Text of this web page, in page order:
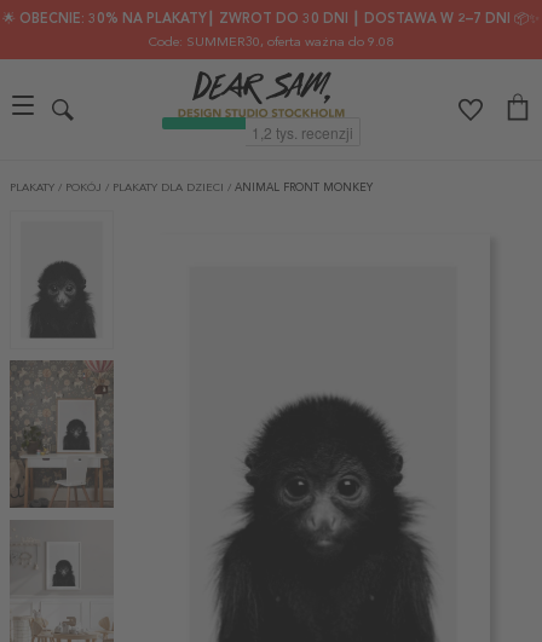
🌟 OBECNIE: 30% NA PLAKATY┃ ZWROT DO 30 DNI ┃ DOSTAWA W 2–7 DNI 📦✨
Code: SUMMER30, oferta ważna do 9.08
PLAKATY / POKÓJ / PLAKATY DLA DZIECI / ANIMAL FRONT MONKEY